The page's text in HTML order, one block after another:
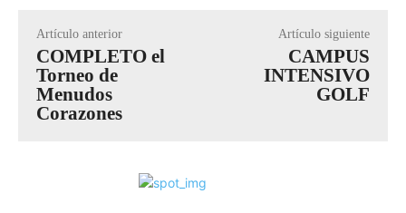
Artículo anterior
COMPLETO el
Torneo de
Menudos
Corazones
Artículo siguiente
CAMPUS
INTENSIVO
GOLF